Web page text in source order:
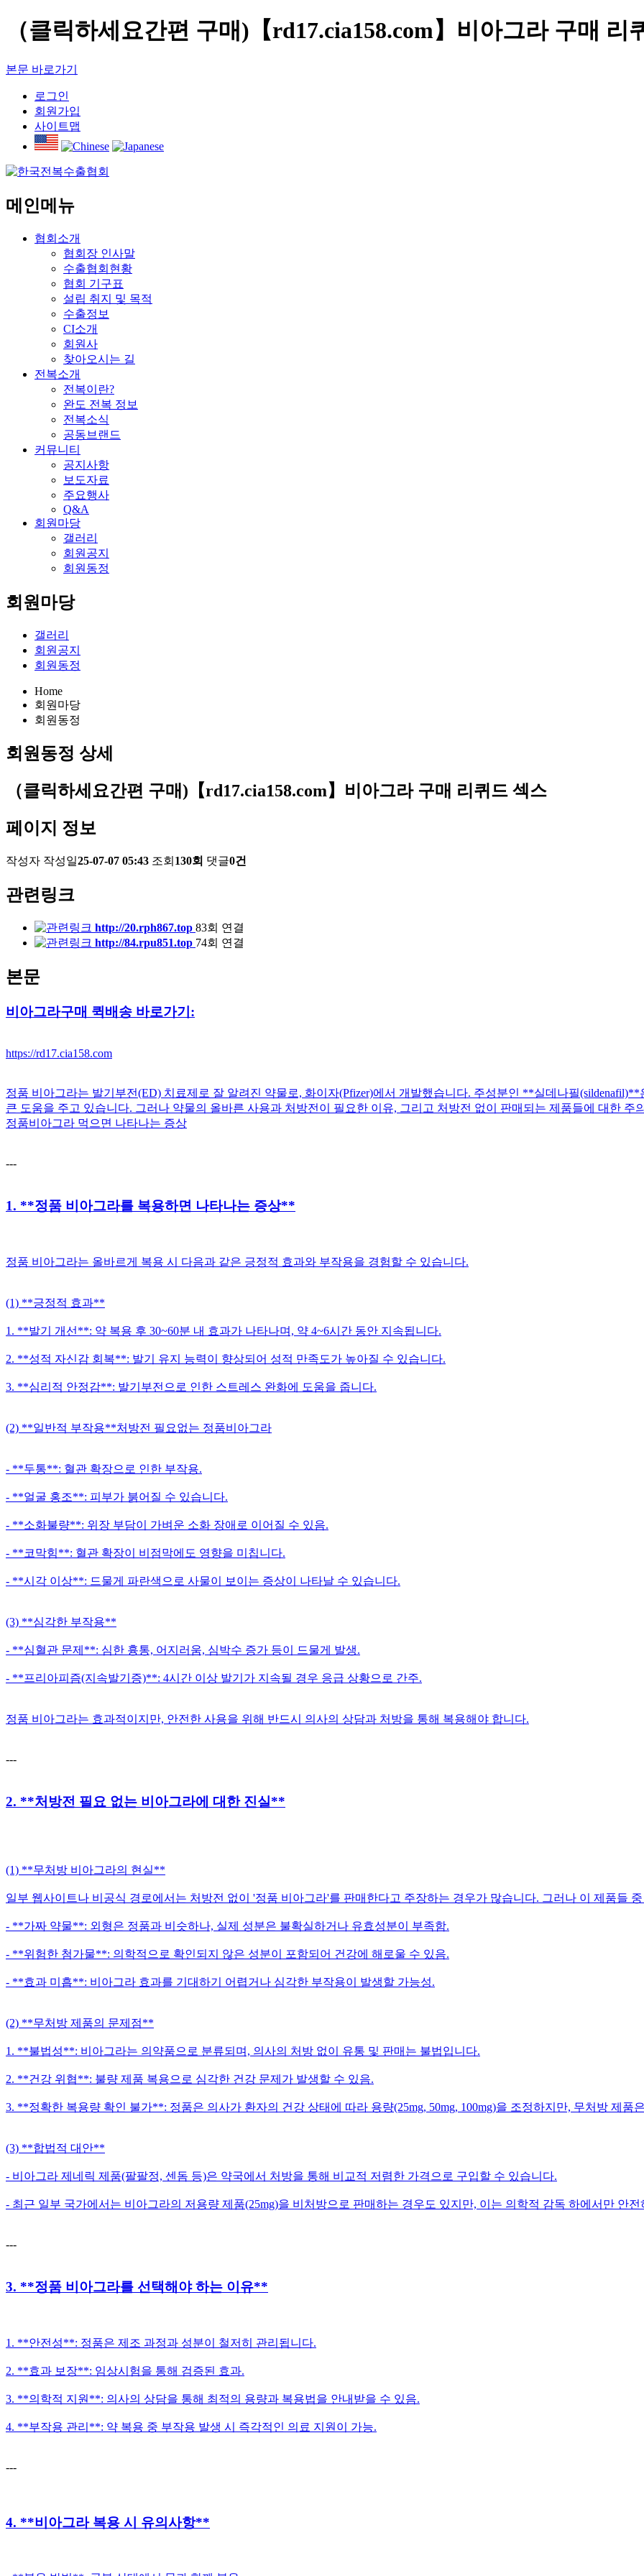
（클릭하세요간편 구매)【rd17.cia158.com】비아그라 구매 리
본문 바로가기
로그인
회원가입
사이트맵
메인메뉴
협회소개
협회장 인사말
수출협회현황
협회 기구표
설립 취지 및 목적
수출정보
CI소개
회원사
찾아오시는 길
전복소개
전복이란?
완도 전복 정보
전복소식
공동브랜드
커뮤니티
공지사항
보도자료
주요행사
Q&A
회원마당
갤러리
회원공지
회원동정
회원마당
갤러리
회원공지
회원동정
Home
회원마당
회원동정
회원동정 상세
（클릭하세요간편 구매)【rd17.cia158.com】비아그라 구매 리퀴드 섹스
페이지 정보
작성자 작성일25-07-07 05:43 조회 130회 댓글0건
관련링크
http://20.rph867.top 83회 연결
http://84.rpu851.top 74회 연결
본문
비아그라구매 퀵배송 바로가기:
https://rd17.cia158.com
정품 비아그라는 발기부전(ED) 치료제로 잘 알려진 약물로, 화이자(Pfizer)에서 개발했습니다. 주성분인 **실데나필
큰 도움을 주고 있습니다. 그러나 약물의 올바른 사용과 처방전이 필요한 이유, 그리고 처방전 없이 판매되는 제품들에 대한 주
정품비아그라 먹으면 나타나는 증상
---
1. **정품 비아그라를 복용하면 나타나는 증상**
정품 비아그라는 올바르게 복용 시 다음과 같은 긍정적 효과와 부작용을 경험할 수 있습니다.
(1) **긍정적 효과**
1. **발기 개선**: 약 복용 후 30~60분 내 효과가 나타나며, 약 4~6시간 동안 지속됩니다.
2. **성적 자신감 회복**: 발기 유지 능력이 향상되어 성적 만족도가 높아질 수 있습니다.
3. **심리적 안정감**: 발기부전으로 인한 스트레스 완화에 도움을 줍니다.
(2) **일반적 부작용**처방전 필요없는 정품비아그라
- **두통**: 혈관 확장으로 인한 부작용.
- **얼굴 홍조**: 피부가 붉어질 수 있습니다.
- **소화불량**: 위장 부담이 가벼운 소화 장애로 이어질 수 있음.
- **코막힘**: 혈관 확장이 비점막에도 영향을 미칩니다.
- **시각 이상**: 드물게 파란색으로 사물이 보이는 증상이 나타날 수 있습니다.
(3) **심각한 부작용**
- **심혈관 문제**: 심한 흉통, 어지러움, 심박수 증가 등이 드물게 발생.
- **프리아피즘(지속발기증)**: 4시간 이상 발기가 지속될 경우 응급 상황으로 간주.
정품 비아그라는 효과적이지만, 안전한 사용을 위해 반드시 의사의 상담과 처방을 통해 복용해야 합니다.
---
2. **처방전 필요 없는 비아그라에 대한 진실**
(1) **무처방 비아그라의 현실**
일부 웹사이트나 비공식 경로에서는 처방전 없이 '정품 비아그라'를 판매한다고 주장하는 경우가 많습니다. 그러나 이 제품들
- **가짜 약물**: 외형은 정품과 비슷하나, 실제 성분은 불확실하거나 유효성분이 부족함.
- **위험한 첨가물**: 의학적으로 확인되지 않은 성분이 포함되어 건강에 해로울 수 있음.
- **효과 미흡**: 비아그라 효과를 기대하기 어렵거나 심각한 부작용이 발생할 가능성.
(2) **무처방 제품의 문제점**
1. **불법성**: 비아그라는 의약품으로 분류되며, 의사의 처방 없이 유통 및 판매는 불법입니다.
2. **건강 위협**: 불량 제품 복용으로 심각한 건강 문제가 발생할 수 있음.
3. **정확한 복용량 확인 불가**: 정품은 의사가 환자의 건강 상태에 따라 용량(25mg, 50mg, 100mg)을 조정하지만, 무처방 제품
(3) **합법적 대안**
- 비아그라 제네릭 제품(팔팔정, 센돔 등)은 약국에서 처방을 통해 비교적 저렴한 가격으로 구입할 수 있습니다.
- 최근 일부 국가에서는 비아그라의 저용량 제품(25mg)을 비처방으로 판매하는 경우도 있지만, 이는 의학적 감독 하에서만 안
---
3. **정품 비아그라를 선택해야 하는 이유**
1. **안전성**: 정품은 제조 과정과 성분이 철저히 관리됩니다.
2. **효과 보장**: 임상시험을 통해 검증된 효과.
3. **의학적 지원**: 의사의 상담을 통해 최적의 용량과 복용법을 안내받을 수 있음.
4. **부작용 관리**: 약 복용 중 부작용 발생 시 즉각적인 의료 지원이 가능.
---
4. **비아그라 복용 시 유의사항**